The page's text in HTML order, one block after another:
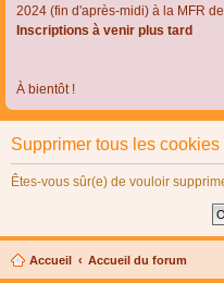
2024 (fin d'après-midi) à la MFR
Inscriptions à venir plus tard
À bientôt !
Supprimer tous les cookies
Êtes-vous sûr(e) de vouloir
Accueil Accueil du forum